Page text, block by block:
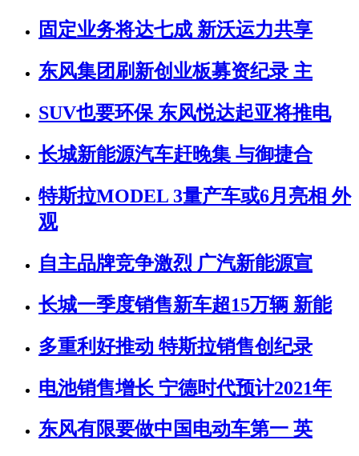
固定业务将达七成 新沃运力共享
东风集团刷新创业板募资纪录 主
SUV也要环保 东风悦达起亚将推电
长城新能源汽车赶晚集 与御捷合
特斯拉MODEL 3量产车或6月亮相 外
观
自主品牌竞争激烈 广汽新能源宣
长城一季度销售新车超15万辆 新能
多重利好推动 特斯拉销售创纪录
电池销售增长 宁德时代预计2021年
东风有限要做中国电动车第一 英